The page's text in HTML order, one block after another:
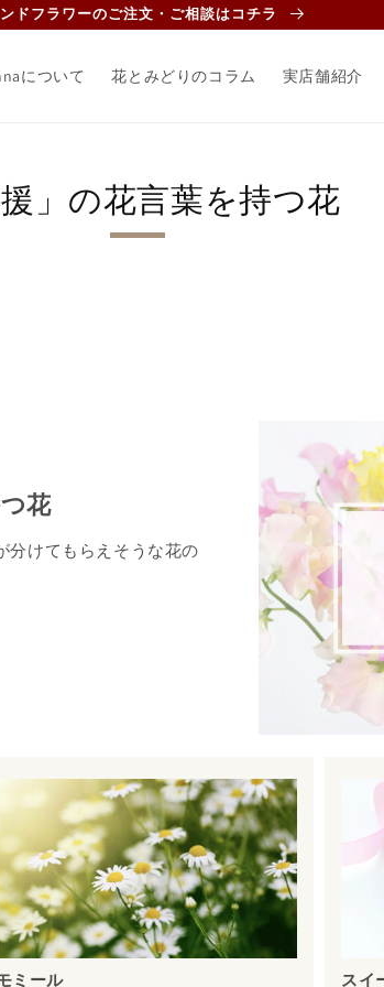
ドフラワーのご注文・ご相談はコチラ
について 花とみどりのコラム 実店舗紹介
援」の花言葉を持つ花
花
分けてもらえそうな花の
ミール スイ